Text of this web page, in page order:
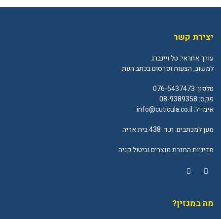
יצירת קשר
עורך אחראי: טל ויינברג
למשוב, הצעות ופרסום בכתב העת
טלפון:076-5437473
פקס: 08-9389358
אימייל:info@cuticula.co.il
מען למכתבים: ת.ד. 438 בית אריה
מדיניות החזרת מוצרים וביטול קניה
מה במגזין?